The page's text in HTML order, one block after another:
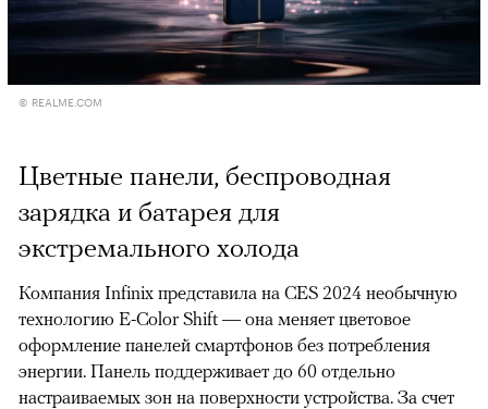
© REALME.COM
Цветные панели, беспроводная
зарядка и батарея для
экстремального холода
Компания Infinix представила на CES 2024 необычную
технологию E-Color Shift — она меняет цветовое
оформление панелей смартфонов без потребления
энергии. Панель поддерживает до 60 отдельно
настраиваемых зон на поверхности устройства. За счет